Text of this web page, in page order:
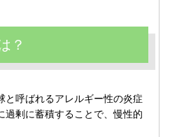
？
と呼ばれるアレルギー性の炎症
過剰に蓄積することで、慢性的